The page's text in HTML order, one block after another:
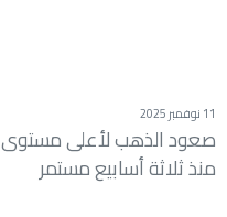
11 نوفمبر 2025
صعود الذهب لأعلى مستوى
منذ ثلاثة أسابيع مستمر